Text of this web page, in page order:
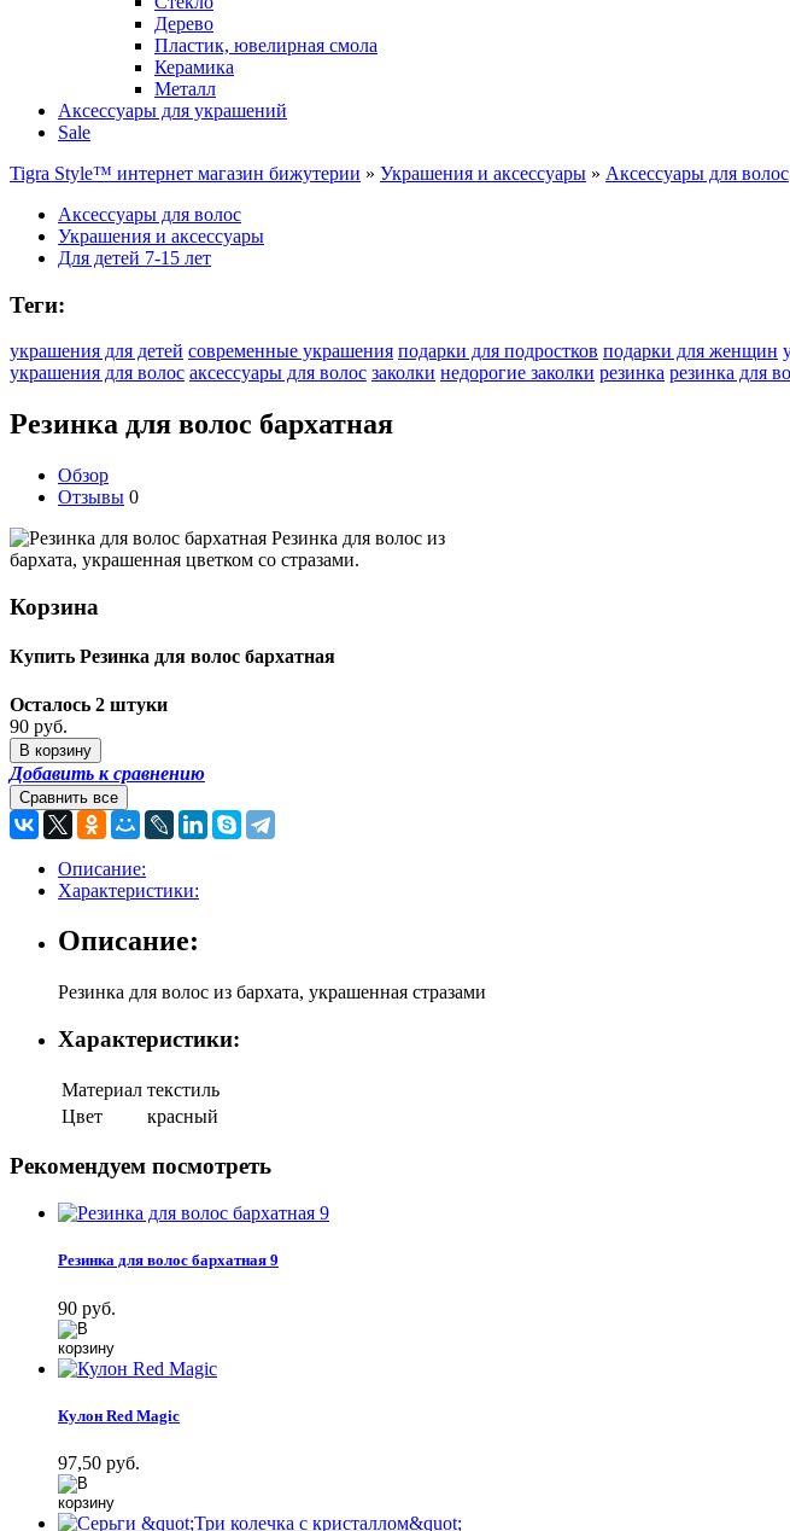
Дерево
Пластик, ювелирная смола
Керамика
Металл
Аксессуары для украшений
Sale
Tigra Style™ интернет магазин бижутерии » Украшения и аксессуары » Аксессуары для волос
Аксессуары для волос
Украшения и аксессуары
Для детей 7-15 лет
Теги:
украшения для детей современные украшения подарки для подростков подарки для женщин
украшения для волос аксессуары для волос заколки недорогие заколки резинка резинка для
Резинка для волос бархатная
Обзор
Отзывы 0
Корзина
Купить Резинка для волос бархатная
Осталось 2 штуки
90 руб.
Добавить к сравнению
Описание:
Характеристики:
Описание:
Резинка для волос из бархата, украшенная стразами
Характеристики:
Материал текстиль
Цвет
красный
Рекомендуем посмотреть
Резинка для волос бархатная 9
90 руб.
Кулон Red Magic
97,50 руб.